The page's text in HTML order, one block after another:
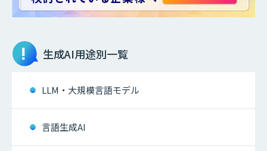
生成AI用途別一覧
LLM・大規模言語モデル
言語生成AI